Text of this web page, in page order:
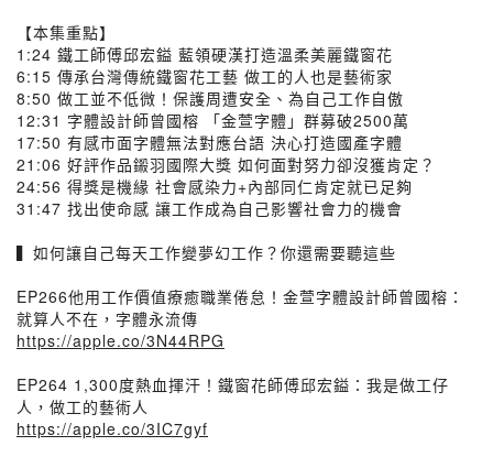
【本集重點】
1:24 鐵工師傅邱宏鎰 藍領硬漢打造溫柔美麗鐵窗花
6:15 傳承台灣傳統鐵窗花工藝 做工的人也是藝術家
8:50 做工並不低微！保護周遭安全、為自己工作自傲
12:31 字體設計師曾國榕 「金萱字體」群募破2500萬
17:50 有感市面字體無法對應台語 決心打造國產字體
21:06 好評作品鎩羽國際大獎 如何面對努力卻沒獲肯定？
24:56 得獎是機緣 社會感染力+內部同仁肯定就已足夠
31:47 找出使命感 讓工作成為自己影響社會力的機會
▍如何讓自己每天工作變夢幻工作？你還需要聽這些
EP266他用工作價值療癒職業倦怠！金萱字體設計師曾國榕：
就算人不在，字體永流傳
https://apple.co/3N44RPG
EP264 1,300度熱血揮汗！鐵窗花師傅邱宏鎰：我是做工仔
人，做工的藝術人
https://apple.co/3IC7gyf